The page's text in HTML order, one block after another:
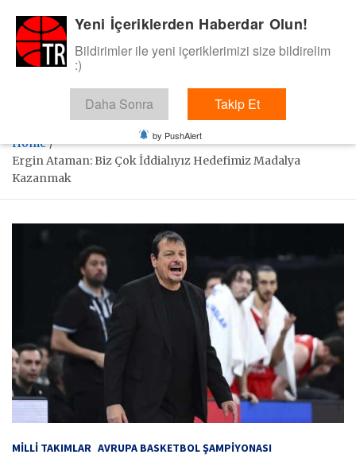
content
BasketTR
Sol dip çizgiden bir basket de bizden gelsin dedik.
Home
Ergin Ataman: Biz Çok İddialıyız Hedefimiz Madalya
Kazanmak
MILLI TAKIMLAR AVRUPA BASKETBOL ŞAMPIYONASI
Yeni İçeriklerden Haberdar Olun!
Bildirimler ile yeni içeriklerimizi size bildirelim
:)
Daha Sonra Takip Et
by PushAlert